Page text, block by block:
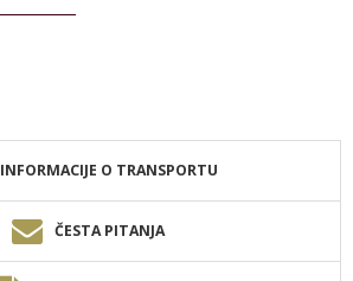
INFORMACIJE O TRANSPORTU
ČESTA PITANJA